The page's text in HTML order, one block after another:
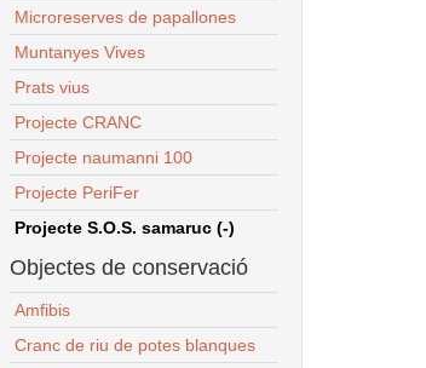
Microreserves de papallones
Muntanyes Vives
Prats vius
Projecte CRANC
Projecte naumanni 100
Projecte PeriFer
Projecte S.O.S. samaruc (-)
Objectes de conservació
Amfibis
Cranc de riu de potes blanques